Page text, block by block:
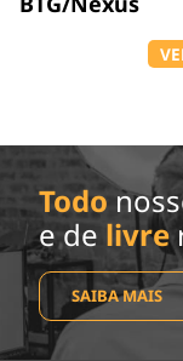
Todo
e de livre
SAIBA MAIS